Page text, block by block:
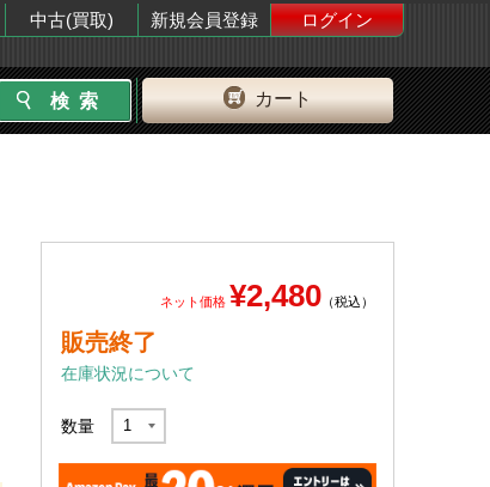
中古(買取) 新規会員登録
ログイン
カート
ネット価格 ¥2,480 （税込）
販売終了
在庫状況について
数量